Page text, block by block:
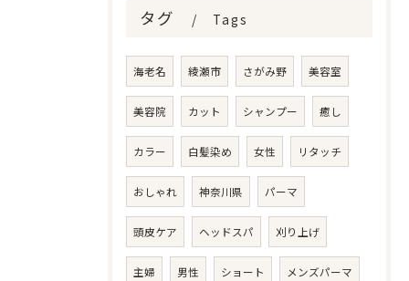
タグ Tags
海老名 綾瀬市 さがみ野 美容室
美容院 カット シャンプー 癒し
カラー 白髪染め 女性 リタッチ
おしゃれ 神奈川県 パーマ
頭皮ケア ヘッドスパ 刈り上げ
主婦 男性 ショート メンズパーマ